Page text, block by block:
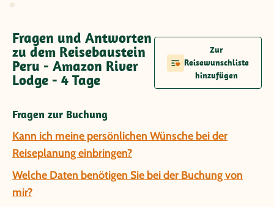
Fragen und Antworten
zu dem Reisebaustein
Peru - Amazon River
Lodge - 4 Tage
Zur
Reisewunschliste
hinzufügen
Fragen zur Buchung
Kann ich meine persönlichen Wünsche bei der
Reiseplanung einbringen?
Welche Daten benötigen Sie bei der Buchung von
mir?